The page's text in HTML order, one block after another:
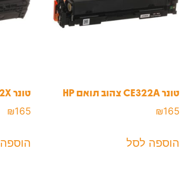
טונר CE322A צהוב תואם HP
₪165
הוספה לסל
טונר CE412X צהוב תואם HP
₪165